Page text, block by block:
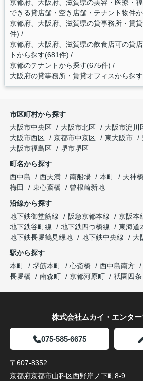
京都府、大阪府、滋賀県の美容・医療・
できる貸店舗・空き店舗・テナント物件
京都府、大阪府、滋賀県の貸事務所・賃
件)
京都府、大阪府、滋賀県の飲食店可の貸
トから探す(681件)
京都のテナントから探す(675件)
大阪府の貸事務所・賃貸オフィスから探
市区町村から探す
大阪市中央区
大阪市北区 大阪市淀川
大阪市西区
京都市中京区 東大阪市
大阪市福島区
堺市堺区
町名から探す
西中島
西天満 南船場 本町 天神橋
梅田
東心斎橋
曾根崎新地
沿線から探す
地下鉄御堂筋線
阪急京都本線 京阪本
地下鉄谷町線
地下鉄四つ橋線
東海道
地下鉄長堀鶴見緑地
地下鉄中央線
大
駅から探す
本町
堺筋本町 心斎橋 西中島南方
長堀橋
南森町 京都河原町 祇園四条
株式会社ムカイ・エンタ
075-585-6675
〒607-8352
京都府京都市山科区西野岸ノ下町8-9